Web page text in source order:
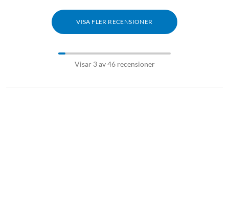
VISA FLER RECENSIONER
Visar 3 av 46 recensioner